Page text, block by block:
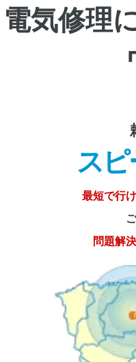
電気修理
スピ
最短で行
問題解